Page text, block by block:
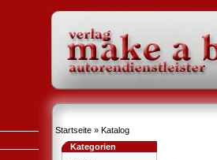
Startseite » Katalog
Kategorien